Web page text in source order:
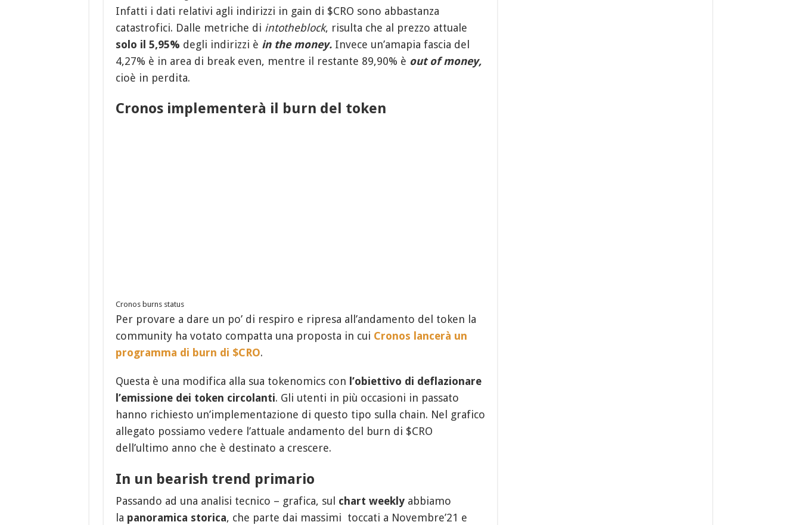
Infatti i dati relativi agli indirizzi in gain di $CRO sono abbastanza
catastrofici. Dalle metriche di intotheblock, risulta che al prezzo attuale
solo il 5,95% degli indirizzi è in the money.Invece un’amapia fascia del
4,27% è in area di break even, mentre il restante 89,90% è out of money,
cioè in perdita.
Cronos implementerà il burn del token
Cronos burns status
Per provare a dare un po’ di respiro e ripresa all’andamento del token la
community ha votato compatta una proposta in cui Cronos lancerà un
programma di burn di $CRO.
Questa è una modifica alla sua tokenomics con l’obiettivo di deflazionare
l’emissione dei token circolanti. Gli utenti in più occasioni in passato
hanno richiesto un’implementazione di questo tipo sulla chain. Nel grafico
allegato possiamo vedere l’attuale andamento del burn di $CRO
dell’ultimo anno che è destinato a crescere.
In un bearish trend primario
Passando ad una analisi tecnico – grafica, sul chart weekly abbiamo
la panoramica storica, che parte dai massimi toccati a Novembre’21 e